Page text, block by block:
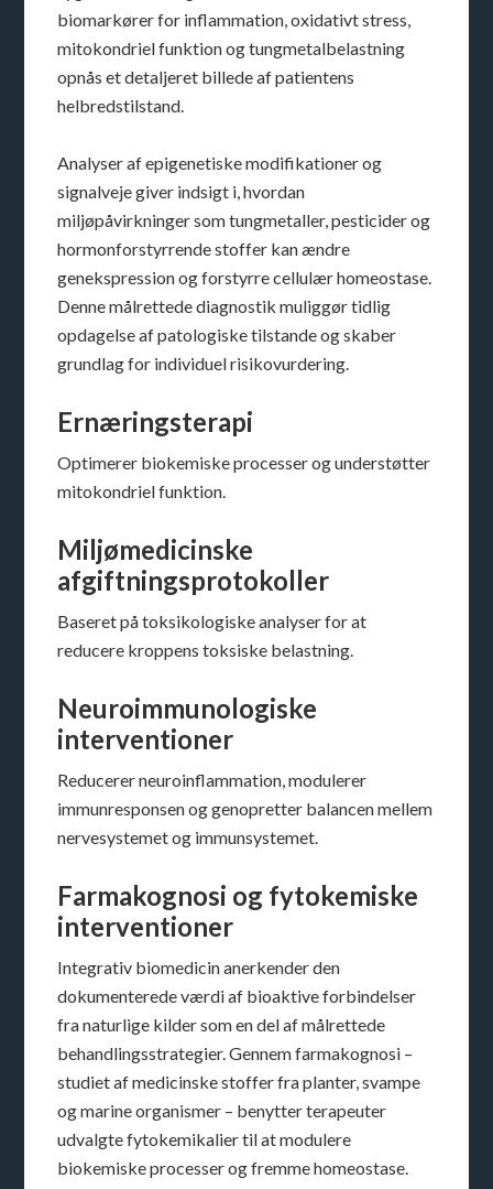
biomarkører for inflammation, oxidativt stress,
mitokondriel funktion og tungmetalbelastning
opnås et detaljeret billede af patientens
helbredstilstand.
Analyser af epigenetiske modifikationer og
signalveje giver indsigt i, hvordan
miljøpåvirkninger som tungmetaller, pesticider og
hormonforstyrrende stoffer kan ændre
genekspression og forstyrre cellulær homeostase.
Denne målrettede diagnostik muliggør tidlig
opdagelse af patologiske tilstande og skaber
grundlag for individuel risikovurdering.
Ernæringsterapi
Optimerer biokemiske processer og understøtter
mitokondriel funktion.
Miljømedicinske
afgiftningsprotokoller
Baseret på toksikologiske analyser for at
reducere kroppens toksiske belastning.
Neuroimmunologiske
interventioner
Reducerer neuroinflammation, modulerer
immunresponsen og genopretter balancen mellem
nervesystemet og immunsystemet.
Farmakognosi og fytokemiske
interventioner
Integrativ biomedicin anerkender den
dokumenterede værdi af bioaktive forbindelser
fra naturlige kilder som en del af målrettede
behandlingsstrategier. Gennem farmakognosi –
studiet af medicinske stoffer fra planter, svampe
og marine organismer – benytter terapeuter
udvalgte fytokemikalier til at modulere
biokemiske processer og fremme homeostase.